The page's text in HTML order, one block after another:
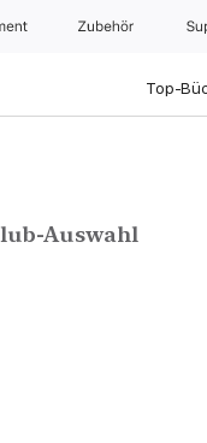
Zubehör
Top-
Auswahl